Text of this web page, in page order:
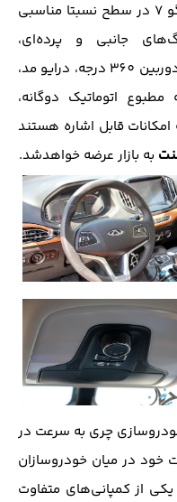
در بحش امکانات رفاهی و ایمنی تیگو 7 در سطح نسبتا مناسبی
جانبی و پرده‌ای،
، دوربین 360 درجه، درایو‌ مد،
اتوماتیک دوگانه،
امکانات قابل اشاره هستند
به بازار عرضه خواهد‌شد.
چری به سرعت در
در میان خودروسازان
از کمپانی‌های متفاوت